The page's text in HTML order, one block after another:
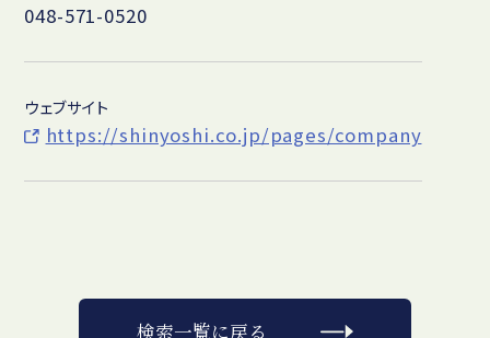
048-571-0520
ウェブサイト
https://shinyoshi.co.jp/pages/company
検索一覧に戻る